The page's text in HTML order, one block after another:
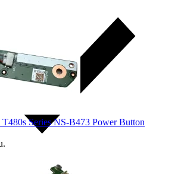
Series NS-B473 Power Button
.